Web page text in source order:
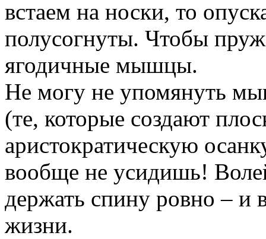
встаем на носки, то
полусогнуты. Чтобы
ягодичные мышцы.
Не могу не упомянуть
(те, которые создают
аристократическую
вообще не усидишь!
держать спину ровно – и
жизни.